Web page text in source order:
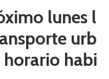
lunes l
urb
habi